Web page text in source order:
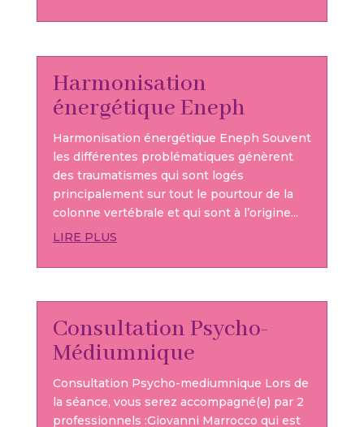
Harmonisation
énergétique Eneph
Harmonisation énergétique Eneph Souvent
les différentes problématiques génèrent
des traumatismes qui sont logés
principalement sur tout le pourtour de la
colonne vertébrale et qui sont à l’origine...
LIRE PLUS
Consultation Psycho-
Médiumnique
Consultation Psycho-mediumnique Lors de
la séance, vous serez accompagné(e) par 2
professionnels :Giovanni Marrocco qui est